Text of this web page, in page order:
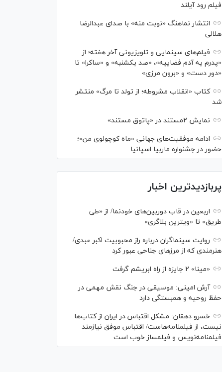
فیلم رود آیلند
انتشار نماهنگ «نوبت منه» با صدای عبدالرضا
هلالی
فیلم‌های سینمایی و تلویزیونی آخر هفته؛ از
«پدرم یه آدم فضاییه»، «صد یکشنبه» و «ساکرا» تا
«دور دست» و «برون مرزی»
کتاب «انقلاب مشروطه؛ از تولد تا مرگ» منتشر
شد
نمایش ۲مستند در «پاتوق مستند»
ادامه موفقیت‌های جهانی «ماه کوچولوی من»؛
حضور در جشنواره ماربیا اسپانیا
پربازدیدترین اخبار
اربعین در قاب دوربین‌های خودنما/ از «طی
طریق» تا «ویترین بلاگری»
روایت سینماگران درباره راز محبوبیت اکبر عبدی/
هنرمندی که از مرزهای جناحی عبور کرد
«مینا» ۲ جایزه از راه ابریشم گرفت
آرش امینی: موسیقی در جنگ نقش مهمی در
حفظ روحیه و همبستگی دارد
خسرو دهقان: مشکل اقتباس در ایران از کتاب‌ها
نیست، از فیلمنامه‌هاست/ اقتباس موفق نیازمند
فیلمنامه‌نویس و فیلمساز خوب است